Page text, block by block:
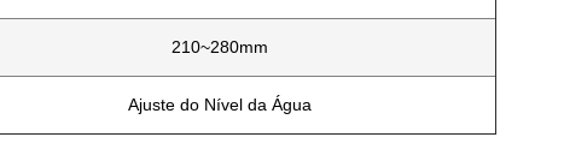
210~280mm
Ajuste do Nível da Água